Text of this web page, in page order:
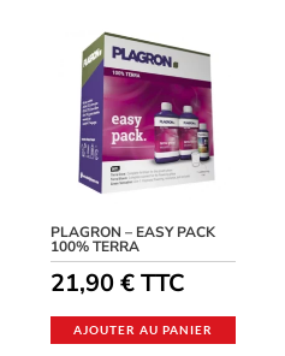
PLAGRON – EASY PACK
100% TERRA
21,90€ TTC
AJOUTER AU PANIER